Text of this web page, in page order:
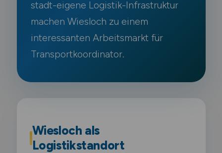
stadt-eigene Logistik-Infrastruktur
machen Wiesloch zu einem
interessanten Arbeitsmarkt für
Transportkoordinator.
Wiesloch als
Logistikstandort